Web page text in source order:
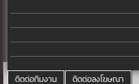
ติดต่อทีมงาน ติดต่อลงโฆษณา